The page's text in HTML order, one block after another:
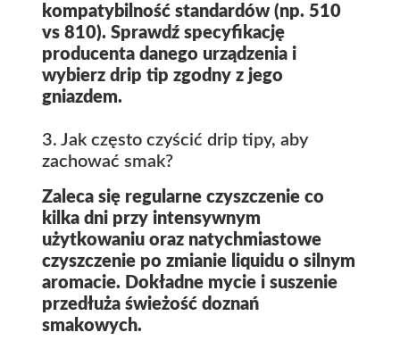
kompatybilność standardów (np. 510
vs 810). Sprawdź specyfikację
producenta danego urządzenia i
wybierz drip tip zgodny z jego
gniazdem.
3. Jak często czyścić drip tipy, aby
zachować smak?
Zaleca się regularne czyszczenie co
kilka dni przy intensywnym
użytkowaniu oraz natychmiastowe
czyszczenie po zmianie liquidu o silnym
aromacie. Dokładne mycie i suszenie
przedłuża świeżość doznań
smakowych.